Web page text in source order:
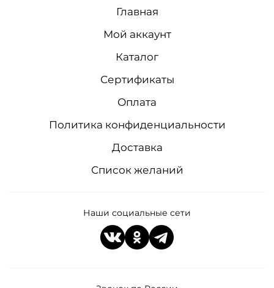
Главная
Мой аккаунт
Каталог
Сертификаты
Оплата
Политика конфиденциальности
Доставка
Список желаний
Наши социальные сети